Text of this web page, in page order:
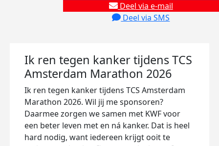
Deel via e-mail
Deel via SMS
Ik ren tegen kanker tijdens TCS
Amsterdam Marathon 2026
Ik ren tegen kanker tijdens TCS Amsterdam
Marathon 2026. Wil jij me sponsoren?
Daarmee zorgen we samen met KWF voor
een beter leven met en ná kanker. Dat is heel
hard nodig, want iedereen krijgt ooit te